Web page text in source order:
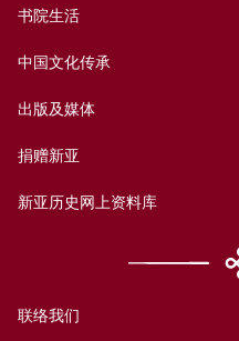
书院生活
中国文化传承
出版及媒体
捐赠新亚
新亚历史网上资料库
联络我们